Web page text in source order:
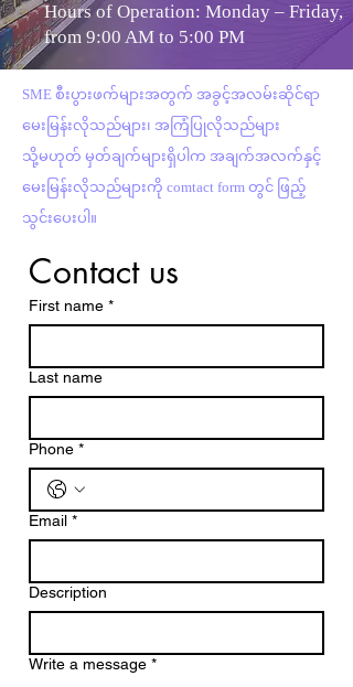
Hours of Operation: Monday – Friday,
from 9:00 AM to 5:00 PM
SME စီးပွားဖက်များအတွက် အခွင့်အလမ်းဆိုင်ရာ
မေးမြန်းလိုသည်များ၊ အကြံပြုလိုသည်များ
သို့မဟုတ် မှတ်ချက်များရှိပါက အချက်အလက်နှင့်
မေးမြန်းလိုသည်များကို comtact form တွင် ဖြည့်
သွင်းပေးပါ။
Contact us
First name *
Last name
Phone *
Email *
Description
Write a message *